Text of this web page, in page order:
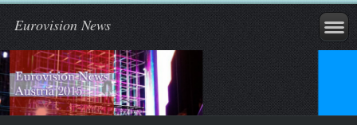
Eurovision News